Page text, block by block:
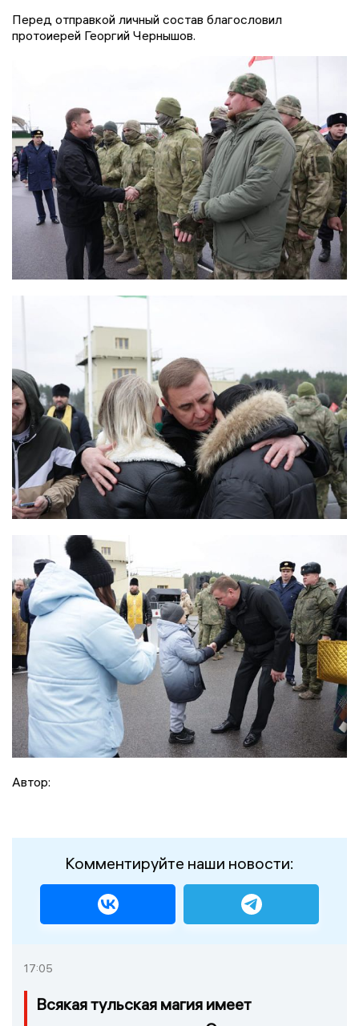
Перед отправкой личный состав благословил
протоиерей Георгий Чернышов.
Автор:
Комментируйте наши новости:
17:05
Всякая тульская магия имеет